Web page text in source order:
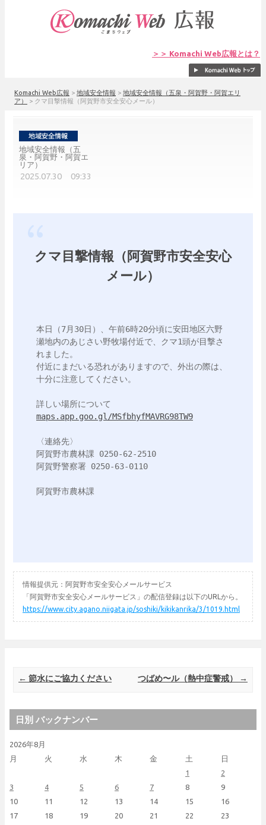
＞＞ Komachi Web広報とは？
Komachi Web広報 > 地域安全情報 > 地域安全情報（五泉・阿賀野・阿賀エリ
ア）
> クマ目撃情報（阿賀野市安全安心メール）
地域安全情報（五
泉・阿賀野・阿賀エ
リア）
2025.07.30 09:33
クマ目撃情報（阿賀野市安全安心
メール）
本日（7月30日）、午前6時20分頃に安田地区六野
瀬地内のあじさい野牧場付近で、クマ1頭が目撃さ
れました。
付近にまだいる恐れがありますので、外出の際は、
十分に注意してください。
maps.app.goo.gl/MSfbhyfMAVRG98TW9
〈連絡先〉
阿賀野市農林課 0250-62-2510
阿賀野警察署 0250-63-0110
情報提供元：阿賀野市安全安心メールサービス
「阿賀野市安全安心メールサービス」の配信登録は以下のURLから。
https://www.city.agano.niigata.jp/soshiki/kikikanrika/3/1019.html
Post navigation
← 節水にご協力ください つばめ〜ル（熱中症警戒） →
日別 バックナンバー
2026年8月
月
火 水 木 金 土 日
1
2
3
4 5 6 7 8
9
10
11 12 13 14 15
16
17
18 19 20 21 22
23